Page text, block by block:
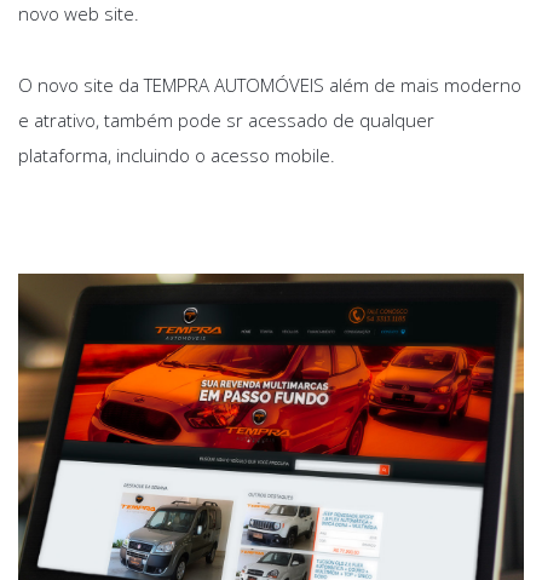
novo web site.
O novo site da TEMPRA AUTOMÓVEIS além de mais moderno
e atrativo, também pode sr acessado de qualquer
plataforma, incluindo o acesso mobile.